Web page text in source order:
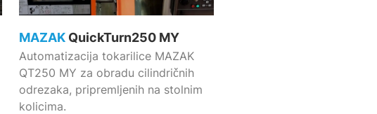
MAZAK QuickTurn250 MY
Automatizacija tokarilice MAZAK
QT250 MY za obradu cilindričnih
odrezaka, pripremljenih na stolnim
kolicima.